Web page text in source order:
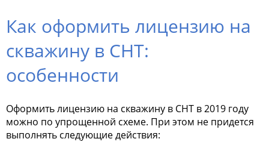
Как оформить лицензию на
скважину в СНТ:
особенности
Оформитьлицензию на скважину в СНТ в 2019 году
можно по упрощенной схеме. При этом не придется
выполнять следующие действия: